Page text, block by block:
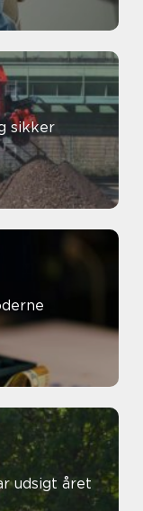
sikker
udsigt året